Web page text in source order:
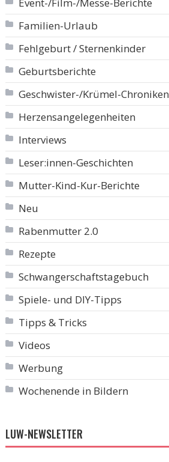
Familien-Urlaub
Fehlgeburt / Sternenkinder
Geburtsberichte
Geschwister-/Krümel-Chroniken
Herzensangelegenheiten
Interviews
Leser:innen-Geschichten
Mutter-Kind-Kur-Berichte
Neu
Rabenmutter 2.0
Rezepte
Schwangerschaftstagebuch
Spiele- und DIY-Tipps
Tipps & Tricks
Videos
Werbung
Wochenende in Bildern
LUW-NEWSLETTER